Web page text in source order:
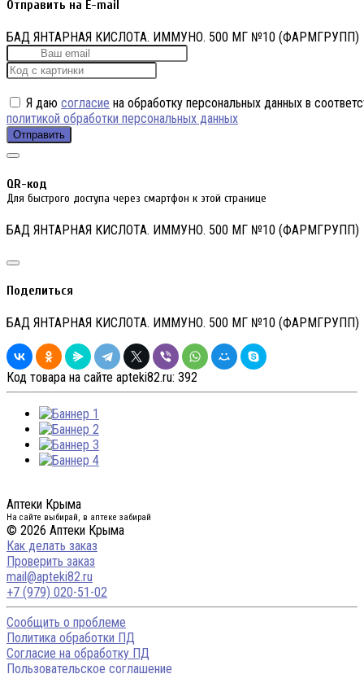
Отправить на E-mail
БАД ЯНТАРНАЯ КИСЛОТА. ИММУНО. 500 МГ №10 (ФАРМГРУПП)
Я даю согласие на обработку персональных данных в
политикой обработки персональных данных
Отправить
QR-код
Для быстрого доступа через смартфон к этой странице
БАД ЯНТАРНАЯ КИСЛОТА. ИММУНО. 500 МГ №10 (ФАРМГРУПП)
Поделиться
БАД ЯНТАРНАЯ КИСЛОТА. ИММУНО. 500 МГ №10 (ФАРМГРУПП)
Код товара на сайте apteki82.ru: 392
Аптеки Крыма
На сайте выбирай, в аптеке забирай
© 2026 Аптеки Крыма
Как делать заказ
Проверить заказ
mail@apteki82.ru
+7 (979) 020-51-02
Сообщить о проблеме
Политика обработки ПД
Согласие на обработку ПД
Пользовательское соглашение